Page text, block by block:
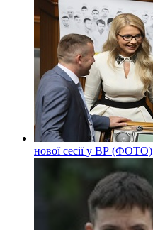
нової сесії у ВР (ФОТО)